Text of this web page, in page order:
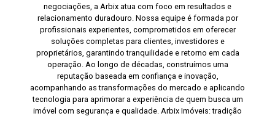
negociações, a Arbix atua com foco em resultados e
relacionamento duradouro. Nossa equipe é formada por
profissionais experientes, comprometidos em oferecer
soluções completas para clientes, investidores e
proprietários, garantindo tranquilidade e retorno em cada
operação. Ao longo de décadas, construímos uma
reputação baseada em confiança e inovação,
acompanhando as transformações do mercado e aplicando
tecnologia para aprimorar a experiência de quem busca um
imóvel com segurança e qualidade. Arbix Imóveis: tradição